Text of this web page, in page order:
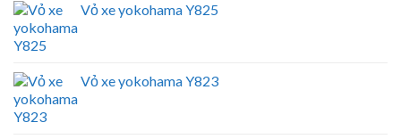
Vỏ xe yokohama Y825
Vỏ xe yokohama Y823